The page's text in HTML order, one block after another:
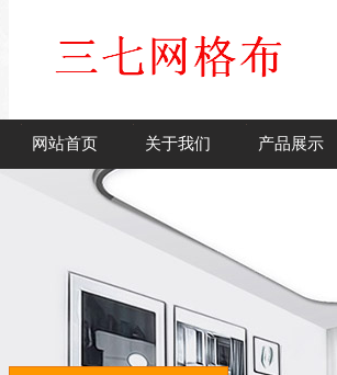
网站首页 关于我们 产品展示